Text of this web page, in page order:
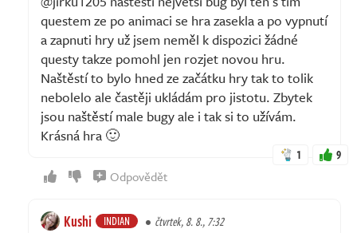
questem ze po animaci se hra zasekla a po vypnutí
a zapnuti hry už jsem neměl k dispozici žádné
questy takze pomohl jen rozjet novou hru.
Naštěstí to bylo hned ze začátku hry tak to tolik
nebolelo ale častěji ukládám pro jistotu. Zbytek
jsou naštěstí male bugy ale i tak si to užívám.
Krásná hra 🙂
1 9
Odpovědět
Kushi INDIAN čtvrtek, 8. 8., 7:32